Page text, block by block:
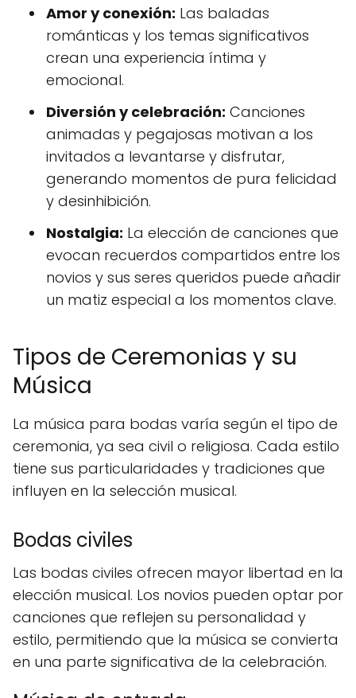
Amor y conexión: Las baladas
románticas y los temas significativos
crean una experiencia íntima y
emocional.
Diversión y celebración: Canciones
animadas y pegajosas motivan a los
invitados a levantarse y disfrutar,
generando momentos de pura felicidad
y desinhibición.
Nostalgia: La elección de canciones que
evocan recuerdos compartidos entre los
novios y sus seres queridos puede añadir
un matiz especial a los momentos clave.
Tipos de Ceremonias y su
Música
La música para bodas varía según el tipo de
ceremonia, ya sea civil o religiosa. Cada estilo
tiene sus particularidades y tradiciones que
influyen en la selección musical.
Bodas civiles
Las bodas civiles ofrecen mayor libertad en la
elección musical. Los novios pueden optar por
canciones que reflejen su personalidad y
estilo, permitiendo que la música se convierta
en una parte significativa de la celebración.